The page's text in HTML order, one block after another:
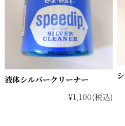
液体シルバークリーナー
¥1,100(税込)